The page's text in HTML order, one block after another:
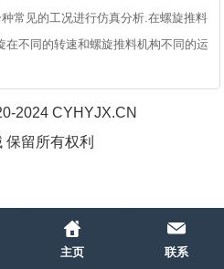
常见的工况进行仿真分析.在螺旋推料
不同的转速和螺旋推料机构不同的运
2024 CYHYJX.CN
保留所有权利
主页 联系